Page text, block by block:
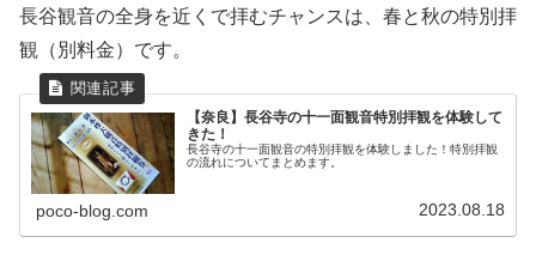
長谷観音の全身を近くで拝むチャンスは、春と秋の特別拝
観（別料金）です。
【奈良】長谷寺の十一面観音特別拝観を体験して
きた！
長谷寺の十一面観音の特別拝観を体験しました！特別拝観
の流れについてまとめます。
poco-blog.com 2023.08.18